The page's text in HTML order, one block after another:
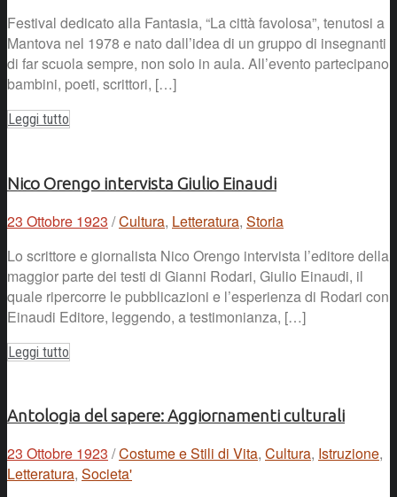
Festival dedicato alla Fantasia, “La città favolosa”, tenutosi a
Mantova nel 1978 e nato dall’idea di un gruppo di insegnanti
di far scuola sempre, non solo in aula. All’evento partecipano
bambini, poeti, scrittori, […]
Leggi tutto
Nico Orengo intervista Giulio Einaudi
23 Ottobre 1923 /Cultura, Letteratura, Storia
Lo scrittore e giornalista Nico Orengo intervista l’editore della
maggior parte dei testi di Gianni Rodari, Giulio Einaudi, il
quale ripercorre le pubblicazioni e l’esperienza di Rodari con
Einaudi Editore, leggendo, a testimonianza, […]
Leggi tutto
Antologia del sapere: Aggiornamenti culturali
23 Ottobre 1923 /Costume e Stili di Vita, Cultura, Istruzione,
Letteratura, Societa'